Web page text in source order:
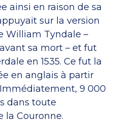
ainsi en raison de sa
sur la version
William Tyndale –
sa mort – et fut
en 1535. Ce fut la
en anglais à partir
9 000
dans toute
la Couronne.